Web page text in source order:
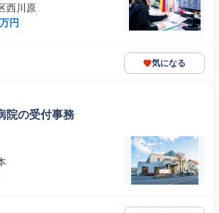
西川原
円
気になる
院の受付事務